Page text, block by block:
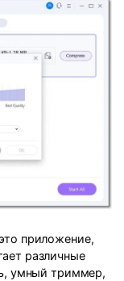
приложение,
различные
умный триммер,